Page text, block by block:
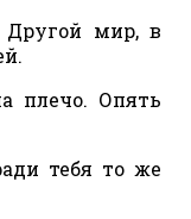
Другой мир, в
плечо. Опять
тебя то же